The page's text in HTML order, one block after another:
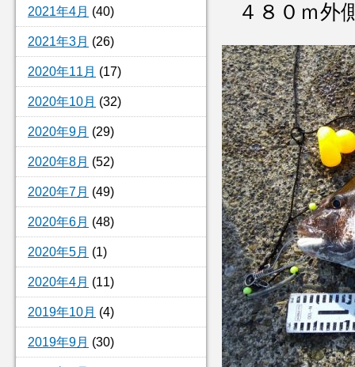
2021年4月 (40)
2021年3月 (26)
2020年11月 (17)
2020年10月 (32)
2020年9月 (29)
2020年8月 (52)
2020年7月 (49)
2020年6月 (48)
2020年5月 (1)
2020年4月 (11)
2019年10月 (4)
2019年9月 (30)
４８０ｍ